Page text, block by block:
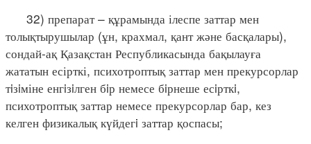
32) препарат – құрамында ілеспе заттар мен
толықтырушылар (ұн, крахмал, қант және басқалары),
сондай-ақ Қазақстан Республикасында бақылауға
жататын есірткі, психотроптық заттар мен прекурсорлар
тiзiміне енгiзiлген бiр немесе бiрнеше есiрткi,
психотроптық заттар немесе прекурсорлар бар, кез
келген физикалық күйдегi заттар қоспасы;